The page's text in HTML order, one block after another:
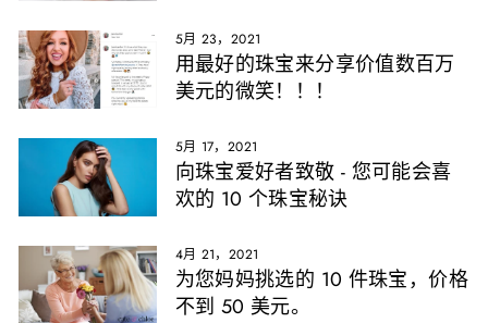
5月 23，2021
用最好的珠宝来分享价值数百万
美元的微笑！！！
5月 17，2021
向珠宝爱好者致敬 - 您可能会喜
欢的 10 个珠宝秘诀
4月 21，2021
为您妈妈挑选的 10 件珠宝，价格
不到 50 美元。